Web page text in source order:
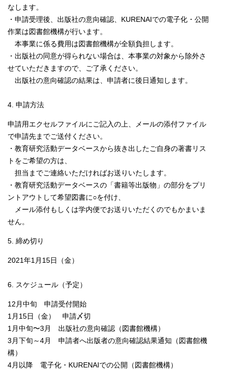
なします。
・申請受理後、出版社の意向確認、KURENAIでの電子化・公開
作業は図書館機構が行います。
本事業に係る費用は図書館機構が全額負担します。
・出版社の同意が得られない場合は、本事業の対象から除外さ
せていただきますので、ご了承ください。
出版社の意向確認の結果は、申請者に後日通知します。
4. 申請方法
申請用エクセルファイルにご記入の上、メールの添付ファイル
で申請先までご送付ください。
・教育研究活動データベースから抜き出したご自身の著書リス
トをご希望の方は、
担当までご連絡いただければお送りいたします。
・教育研究活動データベースの「書籍等出版物」の部分をプリ
ントアウトして希望図書に○を付け、
メール添付もしくは学内便でお送りいただくのでもかまいま
せん。
5. 締め切り
2021年1月15日（金）
6. スケジュール（予定）
12月中旬 申請受付開始
1月15日（金） 申請〆切
1月中旬〜3月 出版社の意向確認（図書館機構）
3月下旬～4月 申請者へ出版者の意向確認結果通知（図書館機
構）
4月以降 電子化・KURENAIでの公開（図書館機構）